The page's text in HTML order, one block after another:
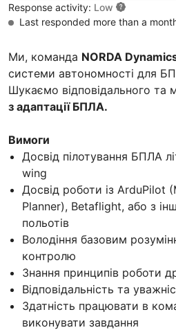
Ми, команда NORDA
системи автономності для
Шукаємо відповідального та
з адаптації БПЛА.
Вимоги
Досвід пілотування БПЛА
wing
Досвід роботи із ArduPilot
Planner), Betaflight, або з
польотів
Володіння базовим
контролю
Знання принципів роботи
Відповідальність та
Здатність працювати в
виконувати завдання
Response activity: Low
Last responded more than a